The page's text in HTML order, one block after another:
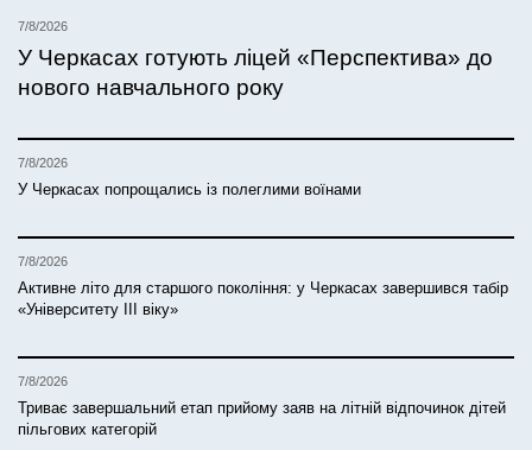
7/8/2026
У Черкасах готують ліцей «Перспектива» до
нового навчального року
7/8/2026
У Черкасах попрощались із полеглими воїнами
7/8/2026
Активне літо для старшого покоління: у Черкасах завершився табір
«Університету ІІІ віку»
7/8/2026
Триває завершальний етап прийому заяв на літній відпочинок дітей
пільгових категорій